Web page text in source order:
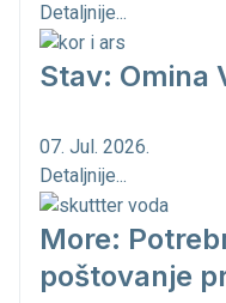
Detaljnije...
Stav: Omina
07. Jul. 2026.
Detaljnije...
More:
poštovanje